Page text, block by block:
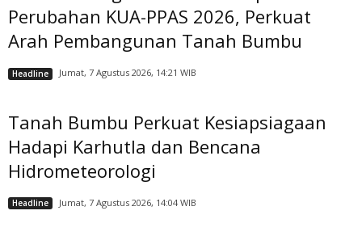
Perubahan KUA-PPAS 2026, Perkuat
Arah Pembangunan Tanah Bumbu
Headline Jumat, 7 Agustus 2026, 14:21 WIB
Tanah Bumbu Perkuat Kesiapsiagaan
Hadapi Karhutla dan Bencana
Hidrometeorologi
Headline Jumat, 7 Agustus 2026, 14:04 WIB